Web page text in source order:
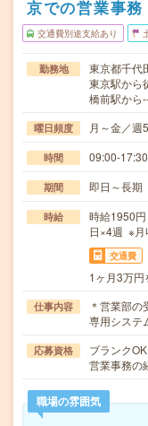
京での営業事務
交通費別途支給あり
勤務地
東京都千代
東京駅から
橋前駅から
曜日頻度 月～金／週
時間 09:00-
期間 即日～長
時給
時給1950
日×4週 ※月
交通費
1ヶ月3万
仕事内容
＊営業部の
専用システ
応募資格
ブランク
営業事務の
職場の雰囲気